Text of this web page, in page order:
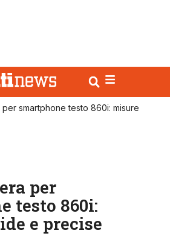
per smartphone testo 860i: misure
per
testo 860i:
e precise